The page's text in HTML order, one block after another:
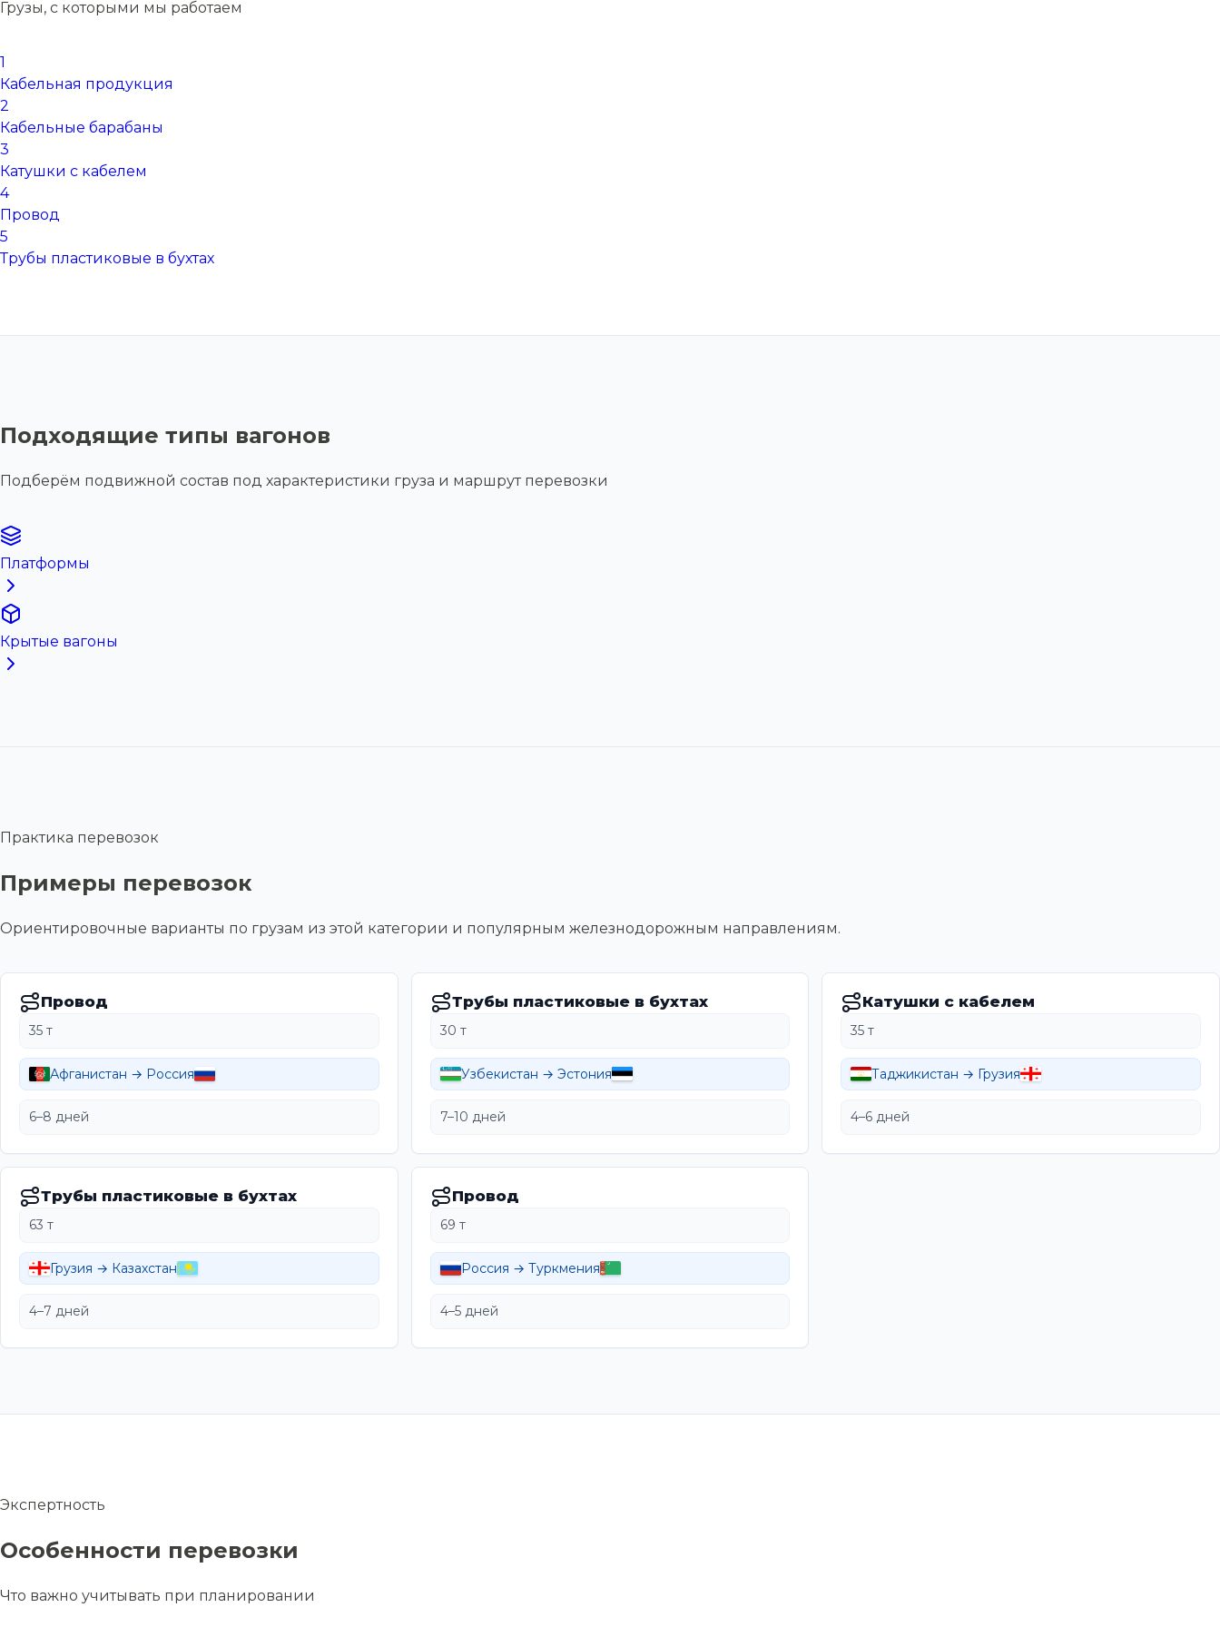
Грузы, с которыми мы работаем
1
Кабельная продукция
2
Кабельные барабаны
3
Катушки с кабелем
4
Провод
5
Трубы пластиковые в бухтах
Подходящие типы вагонов
Подберём подвижной состав под характеристики груза и маршрут перевозки
Платформы
Крытые вагоны
Практика перевозок
Примеры перевозок
Ориентировочные варианты по грузам из этой категории и популярным железнодорожным направлениям.
Провод
35 т
Афганистан → Россия
6–8 дней
Трубы пластиковые в бухтах
30 т
Узбекистан → Эстония
7–10 дней
Катушки с кабелем
35 т
Таджикистан → Грузия
4–6 дней
Трубы пластиковые в бухтах
63 т
Грузия → Казахстан
4–7 дней
Провод
69 т
Россия → Туркмения
4–5 дней
Экспертность
Особенности перевозки
Что важно учитывать при планировании